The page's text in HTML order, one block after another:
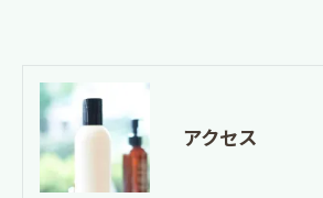
アクセス